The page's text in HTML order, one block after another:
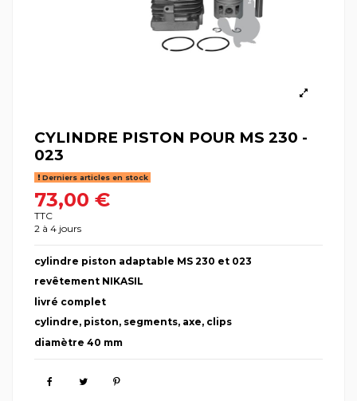
CYLINDRE PISTON POUR MS 230 -
023
Derniers articles en stock
73,00 €
TTC
2 à 4 jours
cylindre piston adaptable MS 230 et 023
revêtement NIKASIL
livré complet
cylindre, piston, segments, axe, clips
diamètre 40 mm